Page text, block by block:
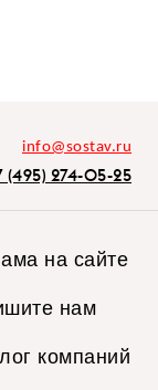
info@sostav.ru
(495) 274-05-25
на сайте
нам
компаний